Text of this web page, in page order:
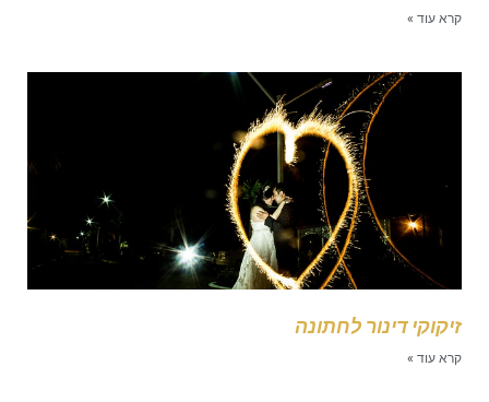
עוד »
דינור לחתונה
עוד »